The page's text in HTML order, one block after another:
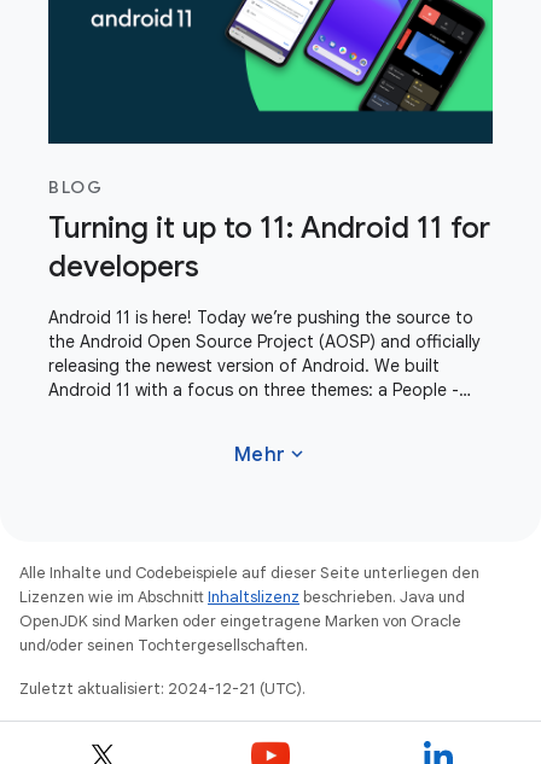
BLOG
Turning it up to 11: Android 11 for
developers
Android 11 is here! Today we’re pushing the source to
the Android Open Source Project (AOSP) and officially
releasing the newest version of Android. We built
Android 11 with a focus on three themes: a People -
Mehr expand_more
Alle Inhalte und Codebeispiele auf dieser Seite unterliegen den
Lizenzen wie im AbschnittInhaltslizenz beschrieben. Java und
OpenJDK sind Marken oder eingetragene Marken von Oracle
und/oder seinen Tochtergesellschaften.
Zuletzt aktualisiert: 2024-12-21 (UTC).